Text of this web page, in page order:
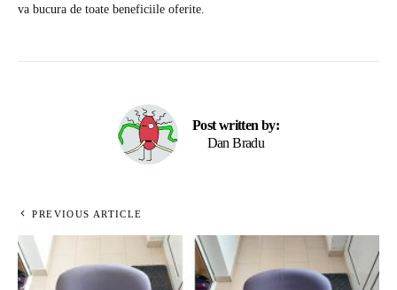
va bucura de toate beneficiile oferite.
Post written by:
Dan Bradu
PREVIOUS ARTICLE